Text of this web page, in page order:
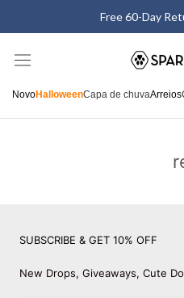
conteúdo
Free 60-Day
NovoHalloweenCapa de chuvaArreios
SUBSCRIBE & GET 10% OFF
New Drops, Giveaways, Cute